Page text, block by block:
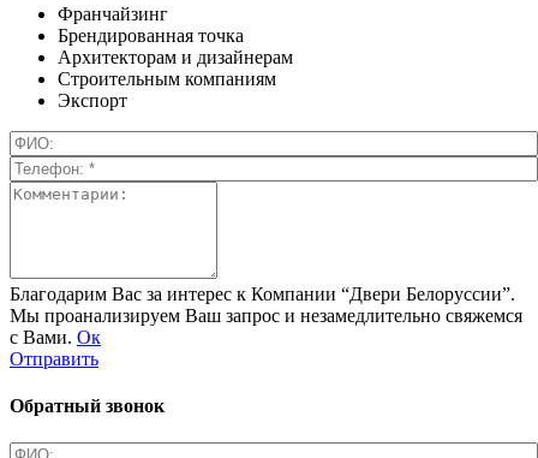
Франчайзинг
Брендированная точка
Архитекторам и дизайнерам
Строительным компаниям
Экспорт
Благодарим Вас за интерес к Компании “Двери Белоруссии”.
Мы проанализируем Ваш запрос и незамедлительно свяжемся
с Вами. Ок
Отправить
Обратный звонок